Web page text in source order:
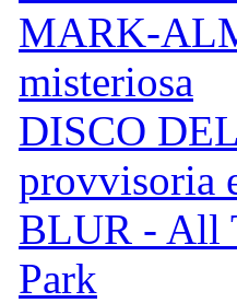
MARK-
misteriosa
DISCO
provvisoria
BLUR - All
Park